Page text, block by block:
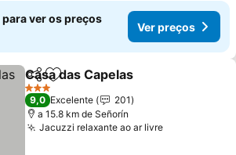
ver os preços
Ver preços
PartilharAdicionar aos favoritos
Casa das Capelas
3 Estrelas
9,0 Excelente
201
a 15.8 km de Señorín
Jacuzzi relaxante ao ar livre